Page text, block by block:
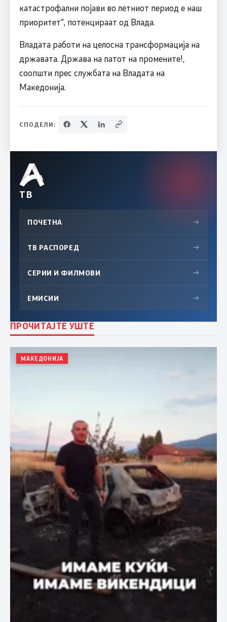
катастрофални појави во летниот период е наш
приоритет“, потенцираат од Влада.
Владата работи на целосна трансформација на
државата. Држава на патот на промените!,
соопшти прес службата на Владата на
Македонија.
СПОДЕЛИ:
ТВ
ПОЧЕТНА →
ТВ РАСПОРЕД →
СЕРИИ И ФИЛМОВИ →
ЕМИСИИ →
ПРОЧИТАЈТЕ УШТЕ
МАКЕДОНИЈА